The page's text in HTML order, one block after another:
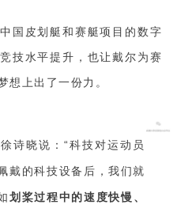
国皮划艇和赛艇项目的数字
技水平提升，也让戴尔为赛
想上出了一份力。
诗晓说：“科技对运动员
戴的科技设备后，我们就
划桨过程中的速度快慢、